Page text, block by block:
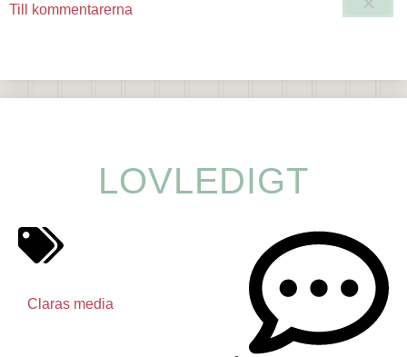
Till kommentarerna
LOVLEDIGT
Claras media